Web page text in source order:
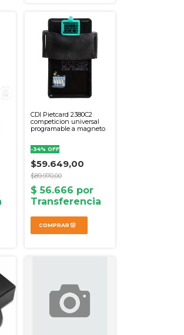
CDI Pietcard 2380C2
competicion universal
programable a magneto
-34% OFF
$59.649,00
$89.970,00